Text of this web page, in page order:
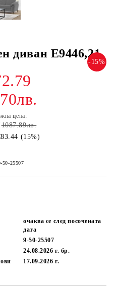
диван E9446,21
-15%
цена:
1087.89лв.
(15%)
50-25507
очаква се след посочената
дата
9-50-25507
24.08.2026 г. бр.
17.09.2026 г.